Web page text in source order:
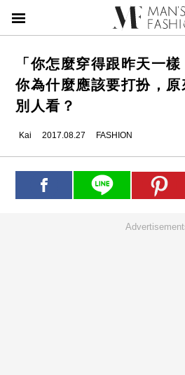
「你怎麼穿得跟昨天一
你為什麼應該要打扮，
別人看？
Kai 2017.08.27 FASHION